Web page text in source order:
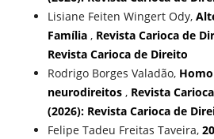
Lisiane Feiten Wingert Ody,
Família , Revista Carioca de
Revista Carioca de Direito
Rodrigo Borges Valadão,
neurodireitos , Revista
(2026): Revista Carioca de
Felipe Tadeu Freitas Taveira,